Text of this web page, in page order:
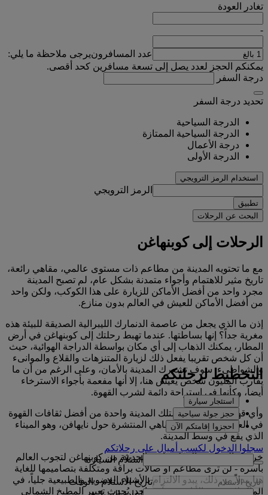
تغادر العودة
-
عدد المسافرونيرجى ملاحظة ما يلي:
يمكنكم الحجز لعدد يصل إلى تسعة مسافرين كحد أقصى.
درجة السفر
تحديد درجة السفر
الدرجة السياحية
الدرجة السياحية الممتازة
درجة الأعمال
الدرجة الأولى
استخدام الرمز الترويجي
الرمز الترويجي
تطبيق
البحث عن الرحلات
الرحلات إلى كوبنهاغن
مع ما تحتويه المدينة من مطاعم ذات مستوى عالمي، مقاهي رائعة،
تاريخ مثير للاهتمام وأجواء متمدنة بشكل عام، لم تصبح المدينة
مجرد واحد من أفضل الأماكن للزيارة على هذا الكوكب، ولكن واحد
من أفضل الأماكن للعيش في العالم بدون منازع.
إذن ما الذي يجعل من عاصمة الدنمارك الليبرالية الصديقة للبيئة هذه
مغرية جداً؟ إنها بساطتها. عندما تهبط رحلتك إلى كوبنهاغن في أرض
المطار، يمكنك الذهاب إلى أي مكان بواسطة الدراجة الهوائية، حيث
أن كل شخص تقريبا يفعل ذلك لزيارة المتنزهات والقلاع والموانىء
والشواطىء. سوف تشعرك المدينة بالأمان، وعلى الرغم من أن ما
يقارب المليون شخص يعيش هنا، إلا أنها مفعمة بأجواء الاسترخاء
أيضاً، وكأنها في استراحة دائمة لشرب القهوة.
وأي قهوة. في الواقع، تمتلك المدينة واحدة من أفضل ثقافات القهوة
في العالم. قم بتجربة المقاهي المنتشرة حول نايهافن، وهو الميناء
الذي يقع في وسط المدينة.
خرجت التصاميم الاسكندنافية الحديثة من كوبنهاغن لتجوب العالم
بأسره - لن ترى مطاعم أو صالات براقة ومتكلفة بتصاميمها للغاية
هنا. بدلاً من ذلك، يبدو الالتزام بالأشياء العضوية والطبيعية جلياً، في
المأكولات وفي الأثاث في آن واحد. يُحدث تعبير المطبخ الشمالي
التخطيط لرحلتكم
استئجار سيارة
حجز جولة سياحية
احجزوا إقامتكم الآن
سجلوا الدخول لكسب أميالٍ على رحلاتكم
استلام السيارة
تاريخ الاستلام - الوقت